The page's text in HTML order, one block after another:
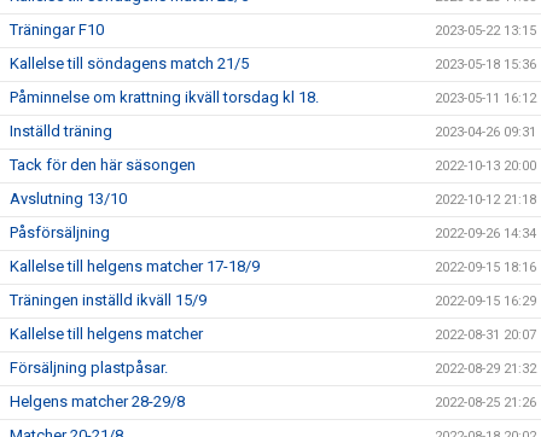
Träningar F10 2023-05-22 13:15
Kallelse till söndagens match 21/5 2023-05-18 15:36
Påminnelse om krattning ikväll torsdag kl 18. 2023-05-11 16:12
Inställd träning 2023-04-26 09:31
Tack för den här säsongen 2022-10-13 20:00
Avslutning 13/10 2022-10-12 21:18
Påsförsäljning 2022-09-26 14:34
Kallelse till helgens matcher 17-18/9 2022-09-15 18:16
Träningen inställd ikväll 15/9 2022-09-15 16:29
Kallelse till helgens matcher 2022-08-31 20:07
Försäljning plastpåsar. 2022-08-29 21:32
Helgens matcher 28-29/8 2022-08-25 21:26